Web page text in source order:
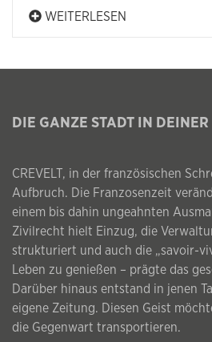
WEITERLESEN
DIE GANZE STADT IN DEINER
CREVELT, in der französischen
Aufbruch. Die Franzosenzeit
einem bis dahin ungeahnten
Zivilrecht hielt Einzug, die
strukturiert und auch die „savoir-
Leben zu genießen – prägte das
Darüber hinaus entstand in jenen
eigene Zeitung. Diesen Geist
die Gegenwart transportieren.